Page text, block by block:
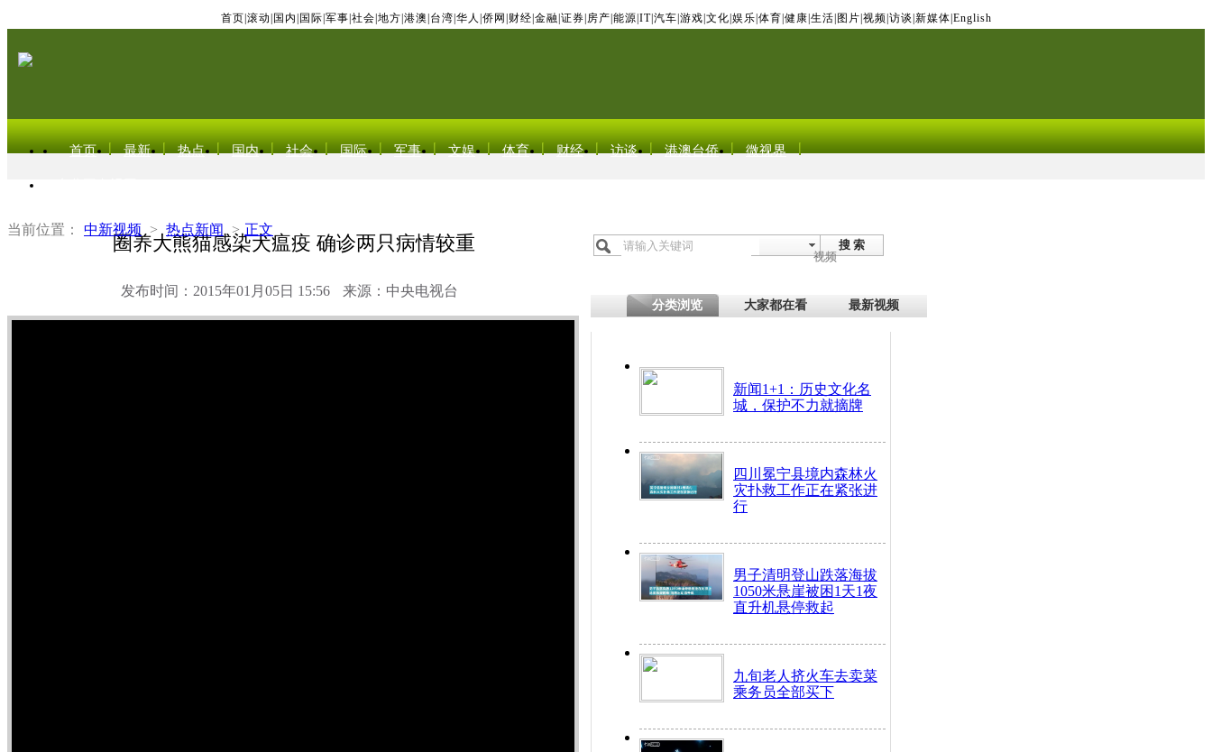
首页 滚动 国内 国际 军事 社会 地方 港澳 台湾 华人 侨网 财经 金融 证券 房产 能源 IT| 汽车 游戏 文化 娱乐 体育 健康 生活 图片 视频 访谈 新媒体 English
首页 最新 热点 国内 社会 国际 军事 文娱 体育 财经 访谈 港澳台侨 微视界
当前位置： 中新视频 > 热点新闻 > 正文
圈养大熊猫感染犬瘟疫 确诊两只病情较重
发布时间：2015年01月05日 15:56 来源：中央电视台
搜 索
视频
分类浏览 大家都在看 最新视频
新闻1+1：历史文化名
城，保护不力就摘牌
四川冕宁县境内森林火
灾扑救工作正在紧张进
行
男子清明登山跌落海拔
1050米悬崖被困1天1夜
直升机悬停救起
九旬老人挤火车去卖菜
乘务员全部买下